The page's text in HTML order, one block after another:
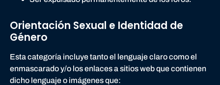
Orientación Sexual e Identidad de
Género
Esta categoría incluye tanto el lenguaje claro como el
enmascarado y/o los enlaces a sitios web que contienen
dicho lenguaje o imágenes que: